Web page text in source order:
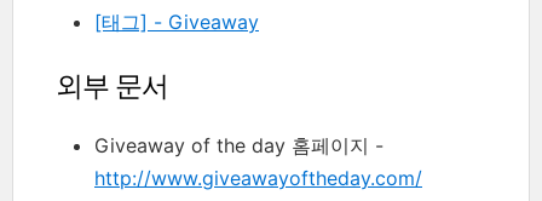
[태그] - Giveaway
외부 문서
Giveaway of the day 홈페이지 -
http://www.giveawayoftheday.com/